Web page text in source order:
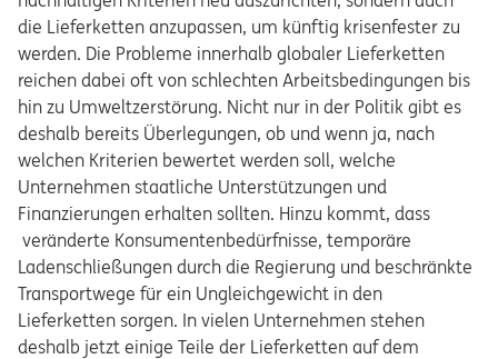
die Lieferketten anzupassen, um künftig krisenfester zu
werden. Die Probleme innerhalb globaler Lieferketten
reichen dabei oft von schlechten Arbeitsbedingungen bis
hin zu Umweltzerstörung. Nicht nur in der Politik gibt es
deshalb bereits Überlegungen, ob und wenn ja, nach
welchen Kriterien bewertet werden soll, welche
Unternehmen staatliche Unterstützungen und
Finanzierungen erhalten sollten. Hinzu kommt, dass
veränderte Konsumentenbedürfnisse, temporäre
Ladenschließungen durch die Regierung und beschränkte
Transportwege für ein Ungleichgewicht in den
Lieferketten sorgen. In vielen Unternehmen stehen
deshalb jetzt einige Teile der Lieferketten auf dem